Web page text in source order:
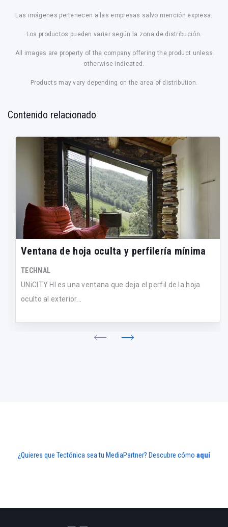
Las imágenes pertenecen a las empresas salvo mención expresa.
Los productos pueden variar según la zona de distribución.
All images are property of the company offering the product unless
otherwise indicated.
Products may vary depending on the area of distribution.
Contenido relacionado
Ventana de hoja oculta y perfilería mínima
TECHNAL
UNiCITY HI es una ventana que deja el perfil de la hoja
oculto al exterior...
¿Quieres que Tectónica sea tu MediaPartner? Descubre cómo aquí